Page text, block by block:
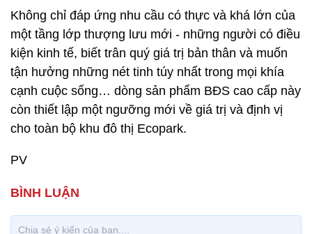
Không chỉ đáp ứng nhu cầu có thực và khá lớn của
một tầng lớp thượng lưu mới - những người có điều
kiện kinh tế, biết trân quý giá trị bản thân và muốn
tận hưởng những nét tinh túy nhất trong mọi khía
cạnh cuộc sống… dòng sản phẩm BĐS cao cấp này
còn thiết lập một ngưỡng mới về giá trị và định vị
cho toàn bộ khu đô thị Ecopark.
PV